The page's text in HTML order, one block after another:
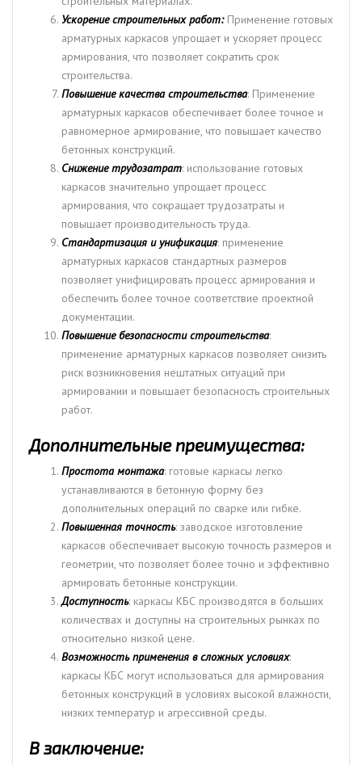
Ускорение строительных работ:Применение готовых
арматурных каркасов упрощает и ускоряет процесс
армирования, что позволяет сократить срок
строительства.
Повышение качества строительства: Применение
арматурных каркасов обеспечивает более точное и
равномерное армирование, что повышает качество
бетонных конструкций.
Снижение трудозатрат: использование готовых
каркасов значительно упрощает процесс
армирования, что сокращает трудозатраты и
повышает производительность труда.
Стандартизация и унификация: применение
арматурных каркасов стандартных размеров
позволяет унифицировать процесс армирования и
обеспечить более точное соответствие проектной
документации.
Повышение безопасности строительства:
применение арматурных каркасов позволяет снизить
риск возникновения нештатных ситуаций при
армировании и повышает безопасность строительных
работ.
Дополнительные преимущества:
Простота монтажа: готовые каркасы легко
устанавливаются в бетонную форму без
дополнительных операций по сварке или гибке.
Повышенная точность: заводское изготовление
каркасов обеспечивает высокую точность размеров и
геометрии, что позволяет более точно и эффективно
армировать бетонные конструкции.
Доступность: каркасы КБС производятся в больших
количествах и доступны на строительных рынках по
относительно низкой цене.
Возможность применения в сложных условиях:
каркасы КБС могут использоваться для армирования
бетонных конструкций в условиях высокой влажности,
низких температур и агрессивной среды.
В заключение: